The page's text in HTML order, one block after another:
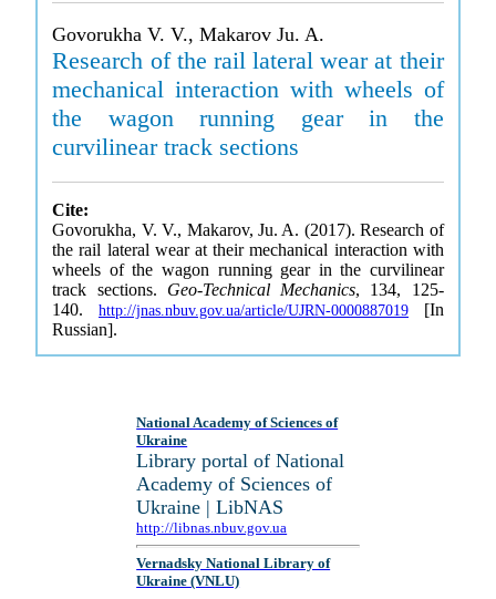
Govorukha V. V., Makarov Ju. A.
Research of the rail lateral wear at their
mechanical interaction with wheels of
the wagon running gear in the
curvilinear track sections
Cite:
Govorukha, V. V., Makarov, Ju. A. (2017). Research of
the rail lateral wear at their mechanical interaction with
wheels of the wagon running gear in the curvilinear
track sections. Geo-Technical Mechanics, 134, 125-
140. http://jnas.nbuv.gov.ua/article/UJRN-0000887019 [In
Russian].
National Academy of Sciences of
Ukraine
Library portal of National
Academy of Sciences of
Ukraine | LibNAS
http://libnas.nbuv.gov.ua
Vernadsky National Library of
Ukraine (VNLU)